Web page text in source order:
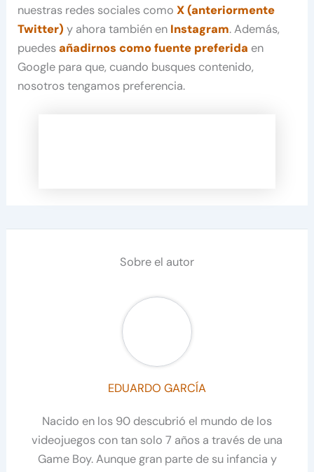
nuestras redes sociales comoX (anteriormente
Twitter) y ahora también en Instagram. Además,
puedesañadirnos como fuente preferida en
Google para que, cuando busques contenido,
nosotros tengamos preferencia.
Sobre el autor
EDUARDO GARCÍA
Nacido en los 90 descubrió el mundo de los
videojuegos con tan solo 7 años a través de una
Game Boy. Aunque gran parte de su infancia y